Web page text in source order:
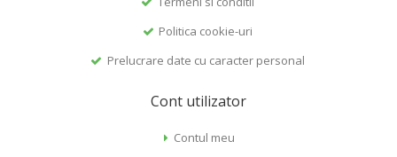
Politica cookie-uri
Prelucrare date cu caracter personal
Cont utilizator
Contul meu